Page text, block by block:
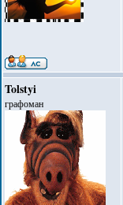
Tolstyi
графоман